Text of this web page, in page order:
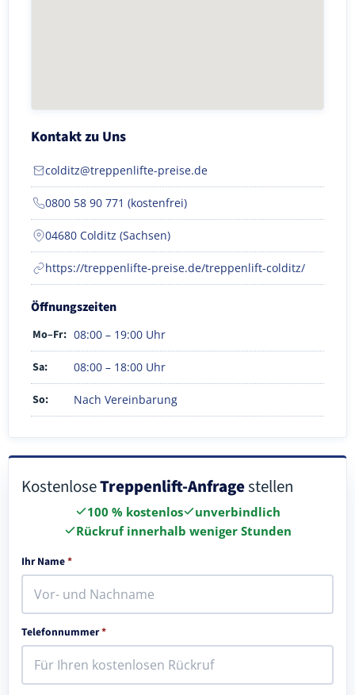
Kontakt zu Uns
colditz@treppenlifte-preise.de
0800 58 90 771 (kostenfrei)
04680 Colditz (Sachsen)
https://treppenlifte-preise.de/treppenlift-colditz/
Öffnungszeiten
Mo–Fr: 08:00 – 19:00 Uhr
Sa: 08:00 – 18:00 Uhr
So: Nach Vereinbarung
KostenloseTreppenlift-Anfragestellen
100 % kostenlos
unverbindlich
Rückruf innerhalb weniger Stunden
Ihr Name*
Telefonnummer*